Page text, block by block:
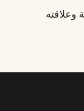
وعلاقته